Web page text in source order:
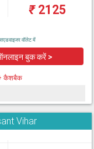
₹2125
वॉलेट में
बुक करें >
कैशबैक
Vihar